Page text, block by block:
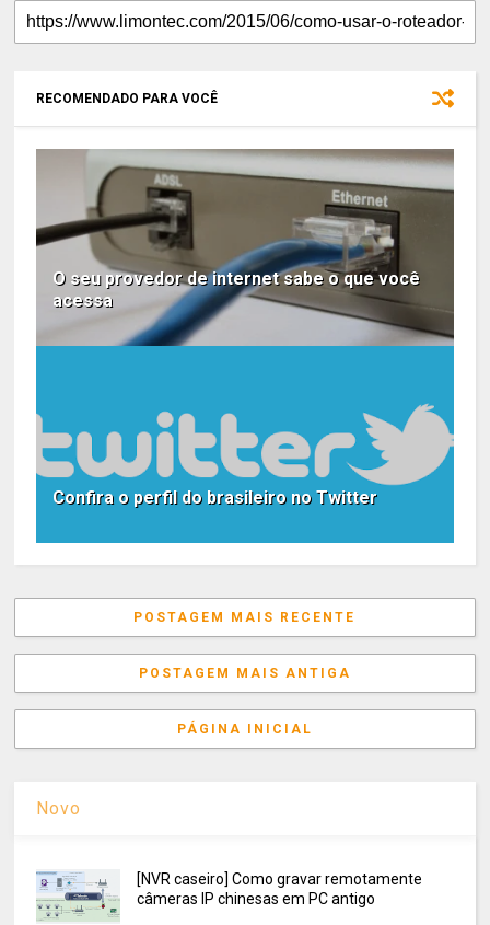
RECOMENDADO PARA VOCÊ
O seu provedor de internet sabe o que você
acessa
Confira o perfil do brasileiro no Twitter
POSTAGEM MAIS RECENTE
POSTAGEM MAIS ANTIGA
PÁGINA INICIAL
Novo
[NVR caseiro] Como gravar remotamente
câmeras IP chinesas em PC antigo